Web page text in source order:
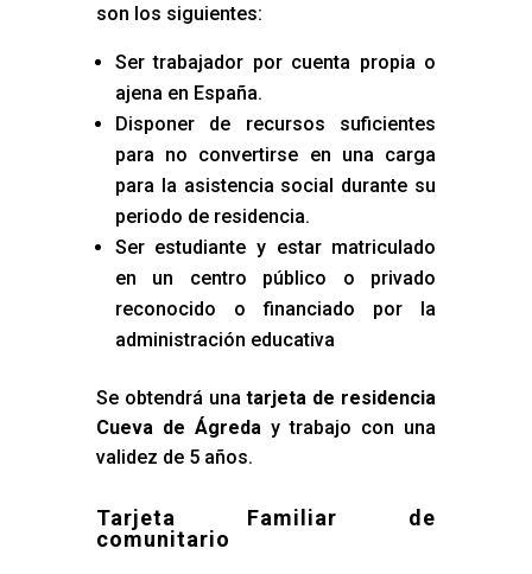
son los siguientes:
Ser trabajador por cuenta propia o
ajena en España.
Disponer de recursos suficientes
para no convertirse en una carga
para la asistencia social durante su
periodo de residencia.
Ser estudiante y estar matriculado
en un centro público o privado
reconocido o financiado por la
administración educativa
Se obtendrá unatarjeta de residencia
Cueva de Ágreda y trabajo con una
validez de 5 años.
Tarjeta Familiar de
comunitario